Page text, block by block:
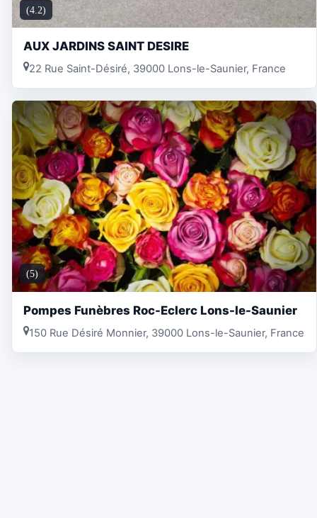
(4.2)
AUX JARDINS SAINT DESIRE
22 Rue Saint-Désiré, 39000 Lons-le-Saunier, France
(5)
Pompes Funèbres Roc-Eclerc Lons-le-Saunier
150 Rue Désiré Monnier, 39000 Lons-le-Saunier, France